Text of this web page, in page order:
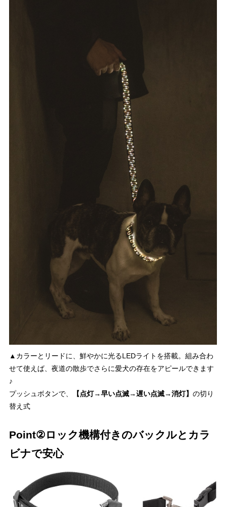
▲カラーとリードに、鮮やかに光るLEDライトを搭載。組み合わ
せて使えば、夜道の散歩でさらに愛犬の存在をアピールできます
♪
プッシュボタンで、
【点灯→早い点滅→遅い点滅→消灯】 の切り
替え式
Point②ロック機構付きのバックルとカラ
ビナで安心